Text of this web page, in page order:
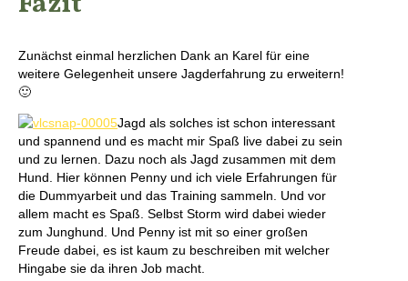
Zunächst einmal herzlichen Dank an Karel für eine
weitere Gelegenheit unsere Jagderfahrung zu erweitern!
🙂
Jagd als solches ist schon interessant
und spannend und es macht mir Spaß live dabei zu sein
und zu lernen. Dazu noch als Jagd zusammen mit dem
Hund. Hier können Penny und ich viele Erfahrungen für
die Dummyarbeit und das Training sammeln. Und vor
allem macht es Spaß. Selbst Storm wird dabei wieder
zum Junghund. Und Penny ist mit so einer großen
Freude dabei, es ist kaum zu beschreiben mit welcher
Hingabe sie da ihren Job macht.